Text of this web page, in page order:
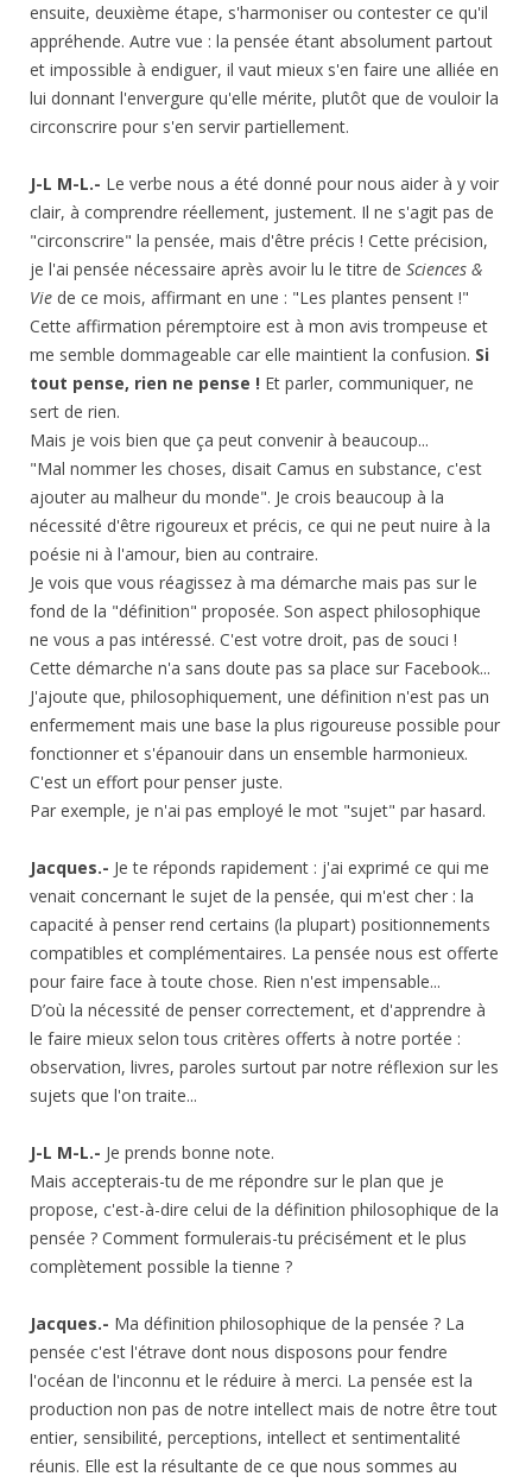
ensuite, deuxième étape, s'harmoniser ou contester ce qu'il
appréhende. Autre vue : la pensée étant absolument partout
et impossible à endiguer, il vaut mieux s'en faire une alliée en
lui donnant l'envergure qu'elle mérite, plutôt que de vouloir la
circonscrire pour s'en servir partiellement.
J-L M-L.- Le verbe nous a été donné pour nous aider à y voir
clair, à comprendre réellement, justement. Il ne s'agit pas de
"circonscrire" la pensée, mais d'être précis ! Cette précision,
je l'ai pensée nécessaire après avoir lu le titre de Sciences &
Vie de ce mois, affirmant en une : "Les plantes pensent !"
Cette affirmation péremptoire est à mon avis trompeuse et
me semble dommageable car elle maintient la confusion. Si
tout pense, rien ne pense ! Et parler, communiquer, ne
sert de rien.
Mais je vois bien que ça peut convenir à beaucoup...
"Mal nommer les choses, disait Camus en substance, c'est
ajouter au malheur du monde". Je crois beaucoup à la
nécessité d'être rigoureux et précis, ce qui ne peut nuire à la
poésie ni à l'amour, bien au contraire.
Je vois que vous réagissez à ma démarche mais pas sur le
fond de la "définition" proposée. Son aspect philosophique
ne vous a pas intéressé. C'est votre droit, pas de souci !
Cette démarche n'a sans doute pas sa place sur Facebook...
J'ajoute que, philosophiquement, une définition n'est pas un
enfermement mais une base la plus rigoureuse possible pour
fonctionner et s'épanouir dans un ensemble harmonieux.
C'est un effort pour penser juste.
Par exemple, je n'ai pas employé le mot "sujet" par hasard.
Jacques.- Je te réponds rapidement : j'ai exprimé ce qui me
venait concernant le sujet de la pensée, qui m'est cher : la
capacité à penser rend certains (la plupart) positionnements
compatibles et complémentaires. La pensée nous est offerte
pour faire face à toute chose. Rien n'est impensable...
D’où la nécessité de penser correctement, et d'apprendre à
le faire mieux selon tous critères offerts à notre portée :
observation, livres, paroles surtout par notre réflexion sur les
sujets que l'on traite...
J-L M-L.- Je prends bonne note.
Mais accepterais-tu de me répondre sur le plan que je
propose, c'est-à-dire celui de la définition philosophique de la
pensée ? Comment formulerais-tu précisément et le plus
complètement possible la tienne ?
Jacques.- Ma définition philosophique de la pensée ? La
pensée c'est l'étrave dont nous disposons pour fendre
l'océan de l'inconnu et le réduire à merci. La pensée est la
production non pas de notre intellect mais de notre être tout
entier, sensibilité, perceptions, intellect et sentimentalité
réunis. Elle est la résultante de ce que nous sommes au